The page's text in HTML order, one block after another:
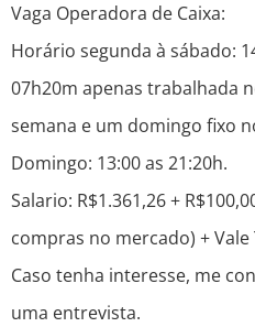
Vaga Operadora de Caixa:
Horário segunda à sábado:
07h20m apenas trabalhada
semana e um domingo fixo
Domingo: 13:00 as 21:20h.
Salario: R$1.361,26 +
compras no mercado) +
Caso tenha interesse, me
uma entrevista.